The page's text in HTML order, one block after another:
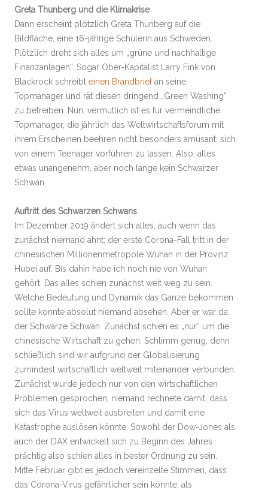
Greta Thunberg und die Klimakrise
Dann erscheint plötzlich Greta Thunberg auf die
Bildfläche, eine 16-jährige Schülerin aus Schweden.
Plötzlich dreht sich alles um „grüne und nachhaltige
Finanzanlagen“. Sogar Ober-Kapitalist Larry Fink von
Blackrock schreibt einen Brandbriefan seine
Topmanager und rät diesen dringend „Green Washing“
zu betreiben. Nun, vermutlich ist es für vermeindliche
Topmanager, die jährlich das Weltwirtschaftsforum mit
ihrem Erscheinen beehren nicht besonders amüsant, sich
von einem Teenager vorführen zu lassen. Also, alles
etwas unangenehm, aber noch lange kein Schwarzer
Schwan.
Auftritt des Schwarzen Schwans
Im Dezember 2019 ändert sich alles, auch wenn das
zunächst niemand ahnt: der erste Corona-Fall tritt in der
chinesischen Millionenmetropole Wuhan in der Provinz
Hubei auf. Bis dahin habe ich noch nie von Wuhan
gehört. Das alles schien zunächst weit weg zu sein.
Welche Bedeutung und Dynamik das Ganze bekommen
sollte konnte absolut niemand absehen. Aber er war da:
der Schwarze Schwan. Zunächst schien es „nur“ um die
chinesische Wirtschaft zu gehen. Schlimm genug, denn
schließlich sind wir aufgrund der Globalisierung
zumindest wirtschaftlich weltweit miteinander verbunden.
Zunächst wurde jedoch nur von den wirtschaftlichen
Problemen gesprochen, niemand rechnete damit, dass
sich das Virus weltweit ausbreiten und damit eine
Katastrophe auslösen könnte. Sowohl der Dow-Jones als
auch der DAX entwickelt sich zu Beginn des Jahres
prächtig also schien alles in bester Ordnung zu sein.
Mitte Februar gibt es jedoch vereinzelte Stimmen, dass
das Corona-Virus gefährlicher sein könnte, als